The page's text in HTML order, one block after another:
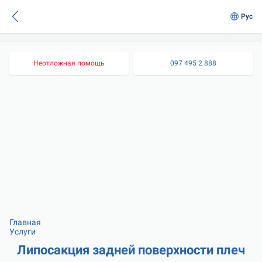
Рус
Неотложная помощь 097 495 2 888
Главная
Услуги
Липосакция задней поверхности плеч